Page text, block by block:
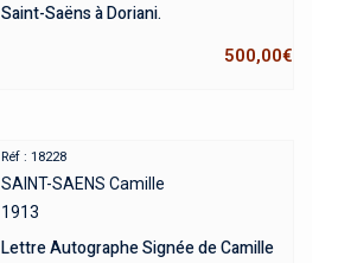
Saint-Saëns à Doriani.
500,00€
Réf : 18228
SAINT-SAENS Camille
1913
Lettre Autographe Signée de Camille